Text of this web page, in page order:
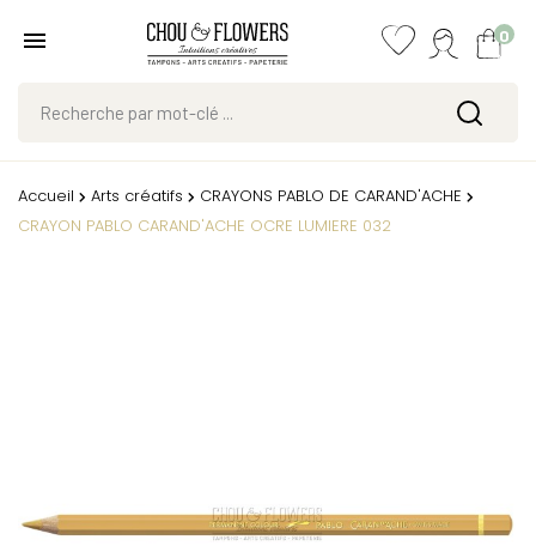
0
Accueil Arts créatifs
CRAYONS PABLO DE CARAND'ACHE
CRAYON PABLO CARAND'ACHE OCRE LUMIERE 032